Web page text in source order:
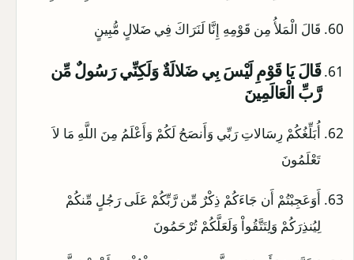
قَالَ الْمَلأُ مِن قَوْمِهِ إِنَّا لَنَرَاكَ فِي ضَلالٍ مُّبِينٍ
قَالَ يَا قَوْمِ لَيْسَ بِي ضَلالَةٌ وَلَكِنِّي رَسُولٌ مِّن
رَّبِّ الْعَالَمِينَ
أُبَلِّغُكُمْ رِسَالاتِ رَبِّي وَأَنصَحُ لَكُمْ وَأَعْلَمُ مِنَ اللَّهِ مَا لاَ
تَعْلَمُونَ
أَوَعَجِبْتُمْ أَن جَاءَكُمْ ذِكْرٌ مِّن رَّبِّكُمْ عَلَى رَجُلٍ مِّنكُمْ
لِيُنذِرَكُمْ وَلِتَتَّقُواْ وَلَعَلَّكُمْ تُرْحَمُونَ